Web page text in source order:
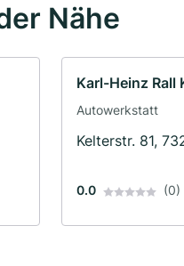
Nähe
Karl-Heinz
Autowerkstatt
Kelterstr. 81,
0.0 (0)